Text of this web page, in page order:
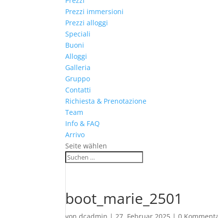
Prezzi immersioni
Prezzi alloggi
Speciali
Buoni
Alloggi
Galleria
Gruppo
Contatti
Richiesta & Prenotazione
Team
Info & FAQ
Arrivo
Seite wählen
boot_marie_2501